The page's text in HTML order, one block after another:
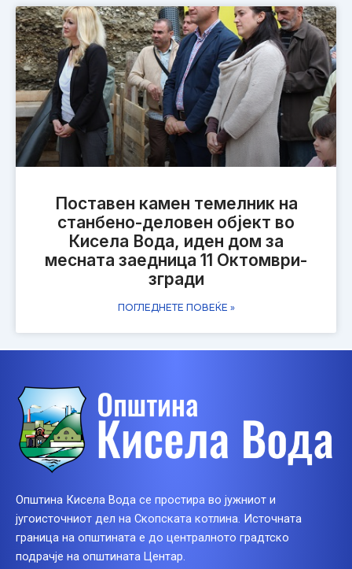
Поставен камен темелник на
станбено-деловен објект во
Кисела Вода, иден дом за
месната заедница 11 Октомври-
згради
ПОГЛЕДНЕТЕ ПОВЕЌЕ »
Општина Кисела Вода се простира во јужниот и
југоисточниот дел на Скопската котлина. Источната
граница на општината е до централното градтско
подрачје на општината Центар.